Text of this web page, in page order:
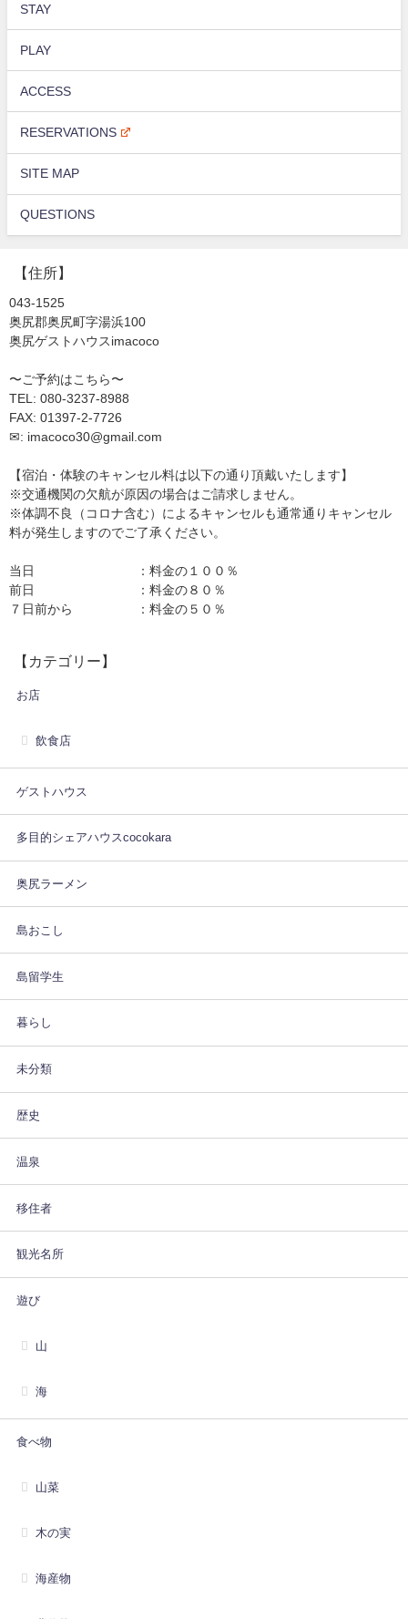
STAY
PLAY
ACCESS
RESERVATIONS
SITE MAP
QUESTIONS
【住所】
043-1525
奥尻郡奥尻町字湯浜100
奥尻ゲストハウスimacoco
〜ご予約はこちら〜
TEL: 080-3237-8988
FAX: 01397-2-7726
✉: imacoco30@gmail.com
【宿泊・体験のキャンセル料は以下の通り頂戴いたします】
※交通機関の欠航が原因の場合はご請求しません。
※体調不良（コロナ含む）によるキャンセルも通常通りキャンセル
料が発生しますのでご了承ください。
当日 ：料金の１００％
前日 ：料金の８０％
７日前から ：料金の５０％
【カテゴリー】
お店
飲食店
ゲストハウス
多目的シェアハウスcocokara
奥尻ラーメン
島おこし
島留学生
暮らし
未分類
歴史
温泉
移住者
観光名所
遊び
山
海
食べ物
山菜
木の実
海産物